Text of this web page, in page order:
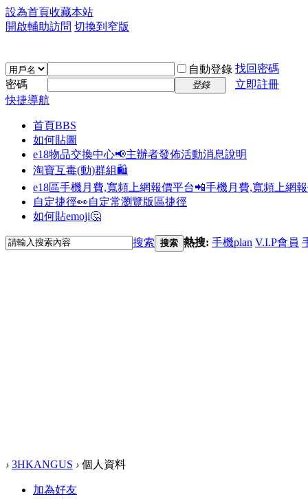
設為首頁收藏本站
開啟輔助訪問 切換到窄版
自動登錄 找回密碼
密碼
登錄
立即註冊
快捷導航
首頁BBS
如何貼圖
e18物品交換中心📢主辦者發佈活動消息說明
淘寶互毒(動)群組🛍️
e18區手機月費,寬頻上網報價平台📲手機月費,寬頻上網
自定捷徑👀自定常瀏覽版區捷徑
如何貼emoji🤔
搜索 搜索 熱搜: 手機plan V.I.P會員
› 3HKANGUS › 個人資料
加為好友